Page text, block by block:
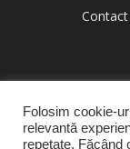
Contact
Folosim cookie-
relevantă
repetate. Făcând